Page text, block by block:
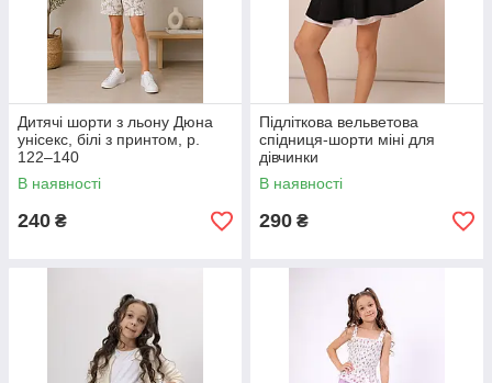
Дитячі шорти з льону Дюна
унісекс, білі з принтом, р.
122–140
В наявності
240 ₴
Підліткова вельветова
спідниця-шорти міні для
дівчинки
В наявності
290 ₴